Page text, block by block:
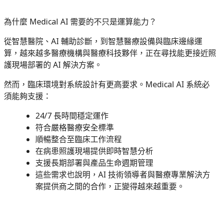
為什麼 Medical AI 需要的不只是運算能力？
從智慧醫院、AI 輔助診斷，到智慧醫療設備與臨床邊緣運
算，越來越多醫療機構與醫療科技夥伴，正在尋找能更接近照
護現場部署的 AI 解決方案。
然而，臨床環境對系統設計有更高要求。Medical AI 系統必
須能夠支援：
24/7 長時間穩定運作
符合嚴格醫療安全標準
順暢整合至臨床工作流程
在病患照護現場提供即時智慧分析
支援長期部署與產品生命週期管理
這些需求也說明，AI 技術領導者與醫療專業解決方
案提供商之間的合作，正變得越來越重要。